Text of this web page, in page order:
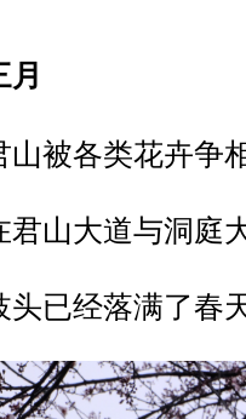
月
山被各类花卉争
君山大道与洞庭
头已经落满了春